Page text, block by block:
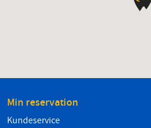
Min reservation
Kundeservice